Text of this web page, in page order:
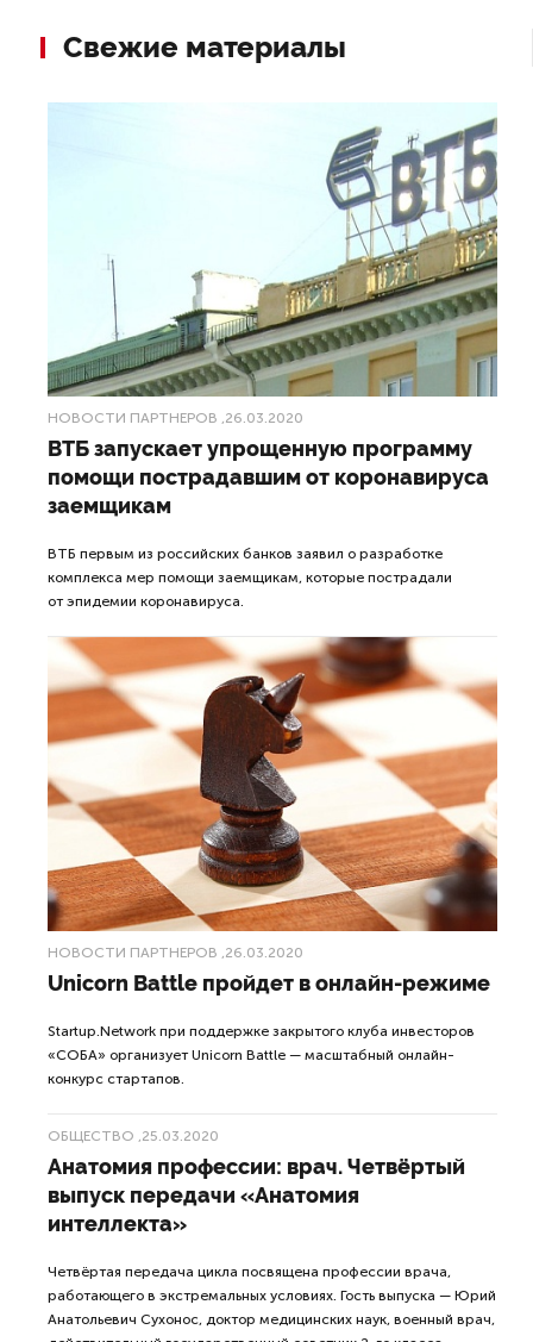
Свежие материалы
НОВОСТИ ПАРТНЕРОВ ,26.03.2020
ВТБ запускает упрощенную программу
помощи пострадавшим от коронавируса
заемщикам
ВТБ первым из российских банков заявил о разработке
комплекса мер помощи заемщикам, которые пострадали
от эпидемии коронавируса.
НОВОСТИ ПАРТНЕРОВ ,26.03.2020
Unicorn Battle пройдет в онлайн-режиме
Startup.Network при поддержке закрытого клуба инвесторов
«СОБА» организует Unicorn Battle — масштабный онлайн-
конкурс стартапов.
ОБЩЕСТВО ,25.03.2020
Анатомия профессии: врач. Четвёртый
выпуск передачи «Анатомия
интеллекта»
Четвёртая передача цикла посвящена профессии врача,
работающего в экстремальных условиях. Гость выпуска — Юрий
Анатольевич Сухонос, доктор медицинских наук, военный врач,